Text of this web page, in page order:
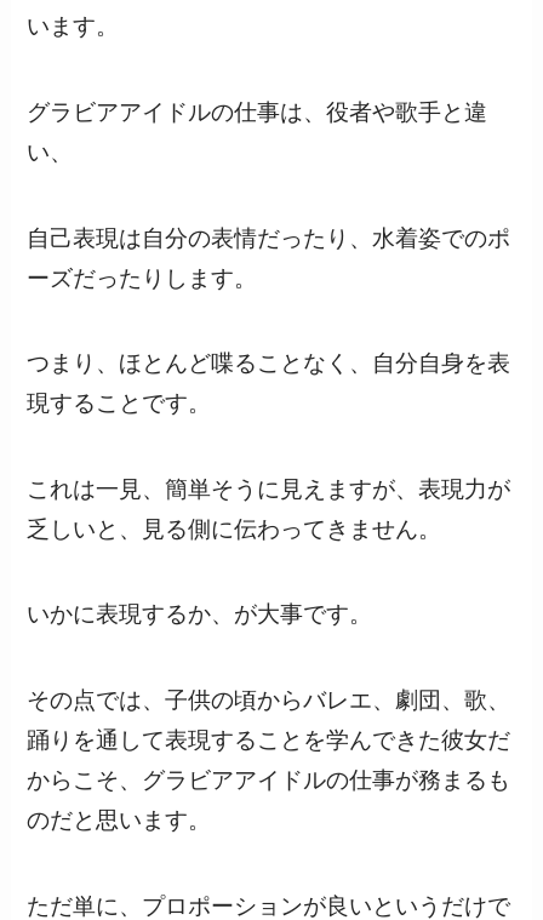
います。
グラビアアイドルの仕事は、役者や歌手と違
い、
自己表現は自分の表情だったり、水着姿でのポ
ーズだったりします。
つまり、ほとんど喋ることなく、自分自身を表
現することです。
これは一見、簡単そうに見えますが、表現力が
乏しいと、見る側に伝わってきません。
いかに表現するか、が大事です。
その点では、子供の頃からバレエ、劇団、歌、
踊りを通して表現することを学んできた彼女だ
からこそ、グラビアアイドルの仕事が務まるも
のだと思います。
ただ単に、プロポーションが良いというだけで